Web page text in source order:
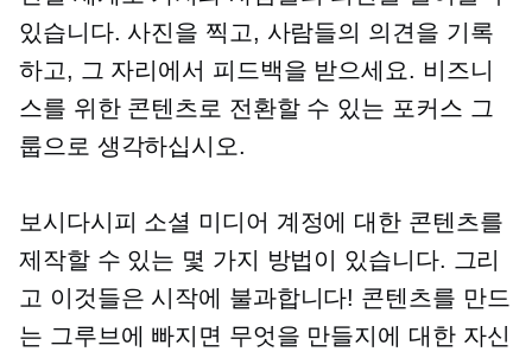
있습니다. 사진을 찍고, 사람들의 의견을 기록
하고, 그 자리에서 피드백을 받으세요. 비즈니
스를 위한 콘텐츠로 전환할 수 있는 포커스 그
룹으로 생각하십시오.
보시다시피 소셜 미디어 계정에 대한 콘텐츠를
제작할 수 있는 몇 가지 방법이 있습니다. 그리
고 이것들은 시작에 불과합니다! 콘텐츠를 만드
는 그루브에 빠지면 무엇을 만들지에 대한 자신